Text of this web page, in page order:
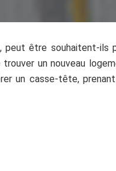
peut être souhaitent-ils
un nouveau
un casse-tête,